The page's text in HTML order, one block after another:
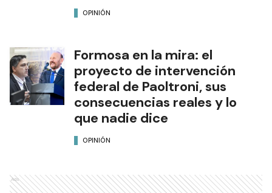
OPINIÓN
Formosa en la mira: el
proyecto de intervención
federal de Paoltroni, sus
consecuencias reales y lo
que nadie dice
OPINIÓN
Ads